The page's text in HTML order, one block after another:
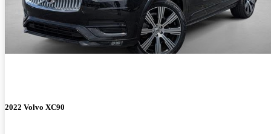
2022 Volvo XC90